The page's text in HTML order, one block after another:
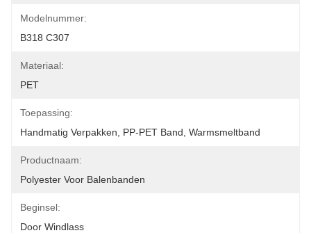
Modelnummer:
B318 C307
Materiaal:
PET
Toepassing:
Handmatig Verpakken, PP-PET Band, Warmsmeltband
Productnaam:
Polyester Voor Balenbanden
Beginsel:
Door Windlass